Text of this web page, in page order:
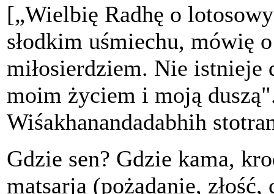
[„Wielbię Radhę o
słodkim uśmiechu, mówię
miłosierdziem. Nie istnieje
moim życiem i moją
Wiśakhanandadabhih
Gdzie sen? Gdzie kama,
matsarja (pożądanie,